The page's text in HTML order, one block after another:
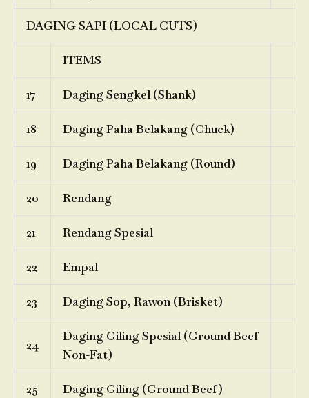
DAGING SAPI (LOCAL CUTS)
ITEMS
17 Daging Sengkel (Shank)
18 Daging Paha Belakang (Chuck)
19 Daging Paha Belakang (Round)
20 Rendang
21 Rendang Spesial
22 Empal
23 Daging Sop, Rawon (Brisket)
24
Daging Giling Spesial (Ground Beef
Non-Fat)
25 Daging Giling (Ground Beef)